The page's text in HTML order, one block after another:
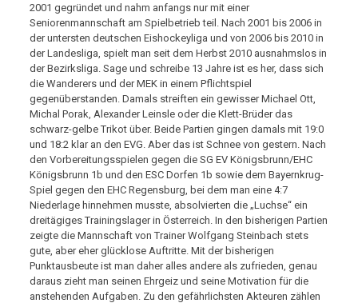
2001 gegründet und nahm anfangs nur mit einer
Seniorenmannschaft am Spielbetrieb teil. Nach 2001 bis 2006 in
der untersten deutschen Eishockeyliga und von 2006 bis 2010 in
der Landesliga, spielt man seit dem Herbst 2010 ausnahmslos in
der Bezirksliga. Sage und schreibe 13 Jahre ist es her, dass sich
die Wanderers und der MEK in einem Pflichtspiel
gegenüberstanden. Damals streiften ein gewisser Michael Ott,
Michal Porak, Alexander Leinsle oder die Klett-Brüder das
schwarz-gelbe Trikot über. Beide Partien gingen damals mit 19:0
und 18:2 klar an den EVG. Aber das ist Schnee von gestern. Nach
den Vorbereitungsspielen gegen die SG EV Königsbrunn/EHC
Königsbrunn 1b und den ESC Dorfen 1b sowie dem Bayernkrug-
Spiel gegen den EHC Regensburg, bei dem man eine 4:7
Niederlage hinnehmen musste, absolvierten die „Luchse“ ein
dreitägiges Trainingslager in Österreich. In den bisherigen Partien
zeigte die Mannschaft von Trainer Wolfgang Steinbach stets
gute, aber eher glücklose Auftritte. Mit der bisherigen
Punktausbeute ist man daher alles andere als zufrieden, genau
daraus zieht man seinen Ehrgeiz und seine Motivation für die
anstehenden Aufgaben. Zu den gefährlichsten Akteuren zählen